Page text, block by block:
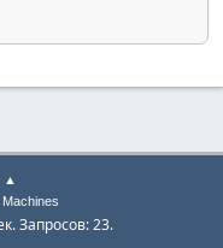
▲
Machines
Запросов: 23.